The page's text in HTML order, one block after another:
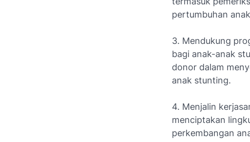
pertumbuhan
3. Mendukung
bagi anak-anak
donor dalam
anak stunting.
4. Menjalin
menciptakan
perkembangan